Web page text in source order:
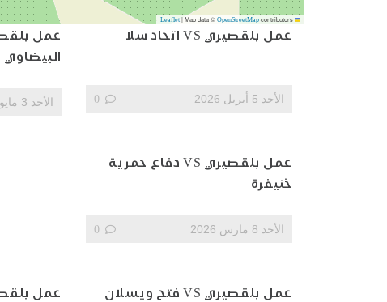
Leaflet
|Map data © OpenStreetMapcontributors
البيضاوي
الأحد 3 مايو 2026
عمل بلقصيري VS اتحاد سلا
الأحد 5 أبريل 2026 0
عمل بلقصيري VS دفاع حمرية
خنيفرة
الأحد 8 مارس 2026 0
عمل بلقصيري VS فتح ويسلان